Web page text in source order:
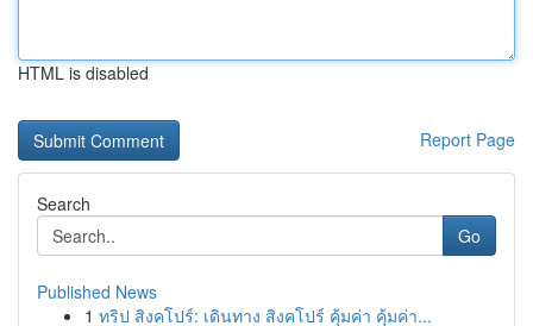
HTML is disabled
Report Page
Search
Go
Published News
1 ทริป สิงคโปร์: เดินทาง สิงคโปร์ คุ้มค่า คุ้มค่า...